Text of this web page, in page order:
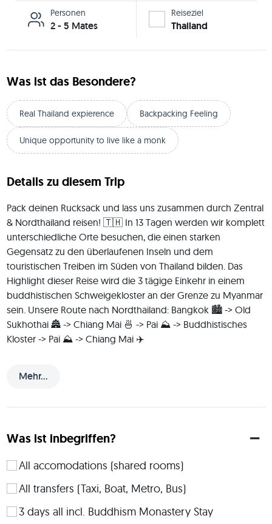
Personen
2 - 5 Mates
Reiseziel
Thailand
Was ist das Besondere?
Real Thailand expierence Backpacking Feeling
Unique opportunity to live like a monk
Details zu diesem Trip
Mehr...
Pack deinen Rucksack und lass uns zusammen durch Zentral
& Nordthailand reisen! 🇹🇭 In 13 Tagen werden wir komplett
unterschiedliche Orte besuchen, die einen starken
Gegensatz zu den überlaufenen Inseln und dem
touristischen Treiben im Süden von Thailand bilden. Das
Highlight dieser Reise wird die 3 tägige Einkehr in einem
buddhistischen Schweigekloster an der Grenze zu Myanmar
sein. Unsere Route nach Nordthailand: Bangkok 🏙️ -> Old
Sukhothai 🏯 -> Chiang Mai 🍜 -> Pai ⛰️ -> Buddhistisches
Kloster -> Pai ⛰️ -> Chiang Mai ✈️
pulsierenden Megacity Bangkok. Wenn du das erste mal in
sehenswerten) Highlights der Thailändischen Hauptstadt.
Ecken meiner Wahlheimatstadt. 🍻🏙️ 🏯 Bangkok
Bangkok ankommst und die Stadt bereits auf eigene Faust
erkundet hast, können wir in Absprache mit den anderen
Kanchanaburi liegt ca. 3h westlich von Bangkok an dem
Was ist inbegriffen?
All accomodations (shared rooms)
All transfers (Taxi, Boat, Metro, Bus)
3 days all incl. Buddhism Monastery Stay